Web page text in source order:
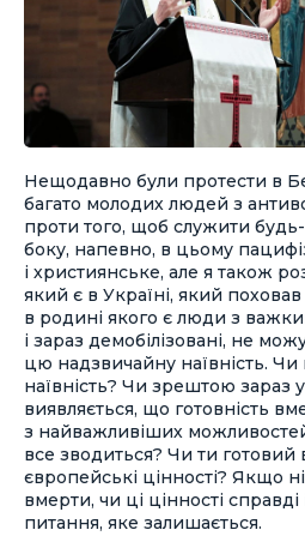
Нещодавно були протести в
багато молодих людей з
проти того, щоб служити
боку, напевно, в цьому
і християнське, але я також
який є в Україні, який
в родині якого є люди з
і зараз демобілізовані, не
цю надзвичайну наївність. Чи
наївність? Чи зрештою зараз у
виявляється, що готовність
з найважливіших
все зводиться? Чи ти готовий
європейські цінності? Якщо
вмерти, чи ці цінності
питання, яке залишається.